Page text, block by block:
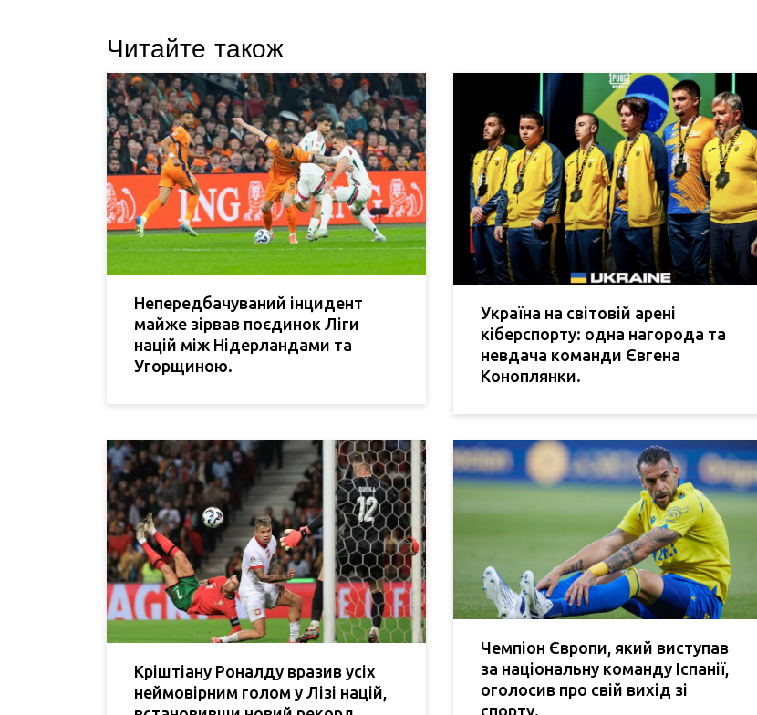
Читайте також
Непередбачуваний інцидент
майже зірвав поєдинок Ліги
націй між Нідерландами та
Угорщиною.
Україна на світовій арені
кіберспорту: одна нагорода та
невдача команди Євгена
Коноплянки.
Кріштіану Роналду вразив усіх
неймовірним голом у Лізі націй,
Чемпіон Європи, який виступав
за національну команду Іспанії,
оголосив про свій вихід зі
спорту.